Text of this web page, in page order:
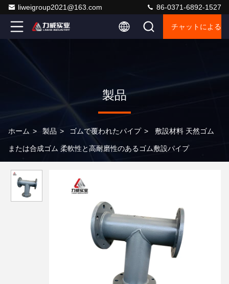
liweigroup2021@163.com 86-0371-6892-1527
チャットによる
製品
ホーム > 製品 > ゴムで覆われたパイプ > 敷設材料 天然ゴム
または合成ゴム 柔軟性と高耐磨性のあるゴム敷設パイプ